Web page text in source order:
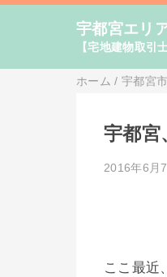
宇都宮エリ
【宅地建物取引
ホーム /宇都宮
宇都宮
2016年6月
ここ最近